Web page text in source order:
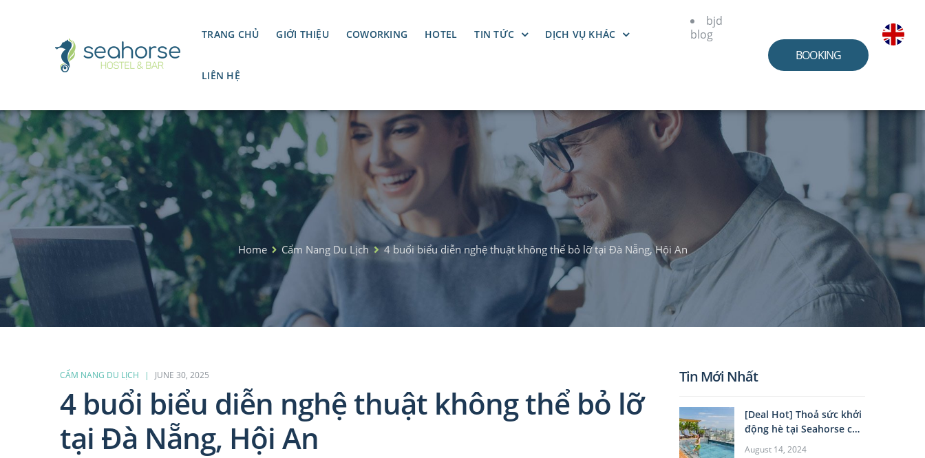
TRANG CHỦ GIỚI THIỆU COWORKING HOTEL TIN TỨC DỊCH VỤ KHÁC
LIÊN HỆ
bjd
blog
BOOKING
Home Cẩm Nang Du Lịch 4 buổi biểu diễn nghệ thuật không thể bỏ lỡ tại Đà Nẵng, Hội An
CẨM NANG DU LỊCH JUNE 30, 2025
4 buổi biểu diễn nghệ thuật không thể bỏ lỡ
tại Đà Nẵng, Hội An
Tin Mới Nhất
[Deal Hot] Thoả sức khởi
động hè tại Seahorse chỉ
từ 6XX/đêm
August 14, 2024